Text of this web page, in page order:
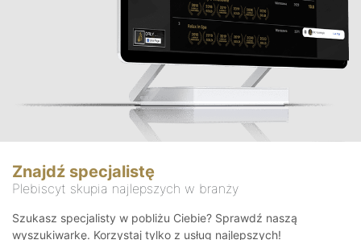
Znajdź specjalistę
Plebiscyt skupia najlepszych w branży
Szukasz specjalisty w pobliżu Ciebie? Sprawdź naszą
wyszukiwarkę. Korzystaj tylko z usług najlepszych!